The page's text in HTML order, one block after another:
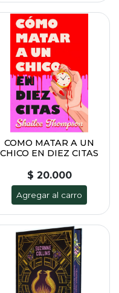
COMO MATAR A UN
CHICO EN DIEZ CITAS
$ 20.000
Agregar al carro